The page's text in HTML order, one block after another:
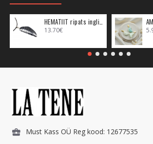
13.70€
Must Kass OÜ Reg kood: 12677535